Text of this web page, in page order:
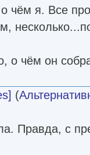
чём я. Все
о чём он
(
Правда, с